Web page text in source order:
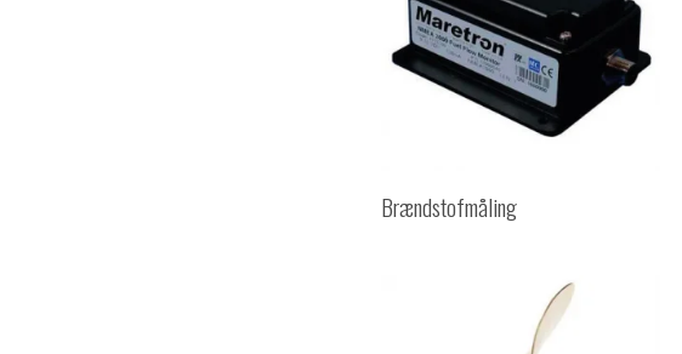
Brændstofmåling